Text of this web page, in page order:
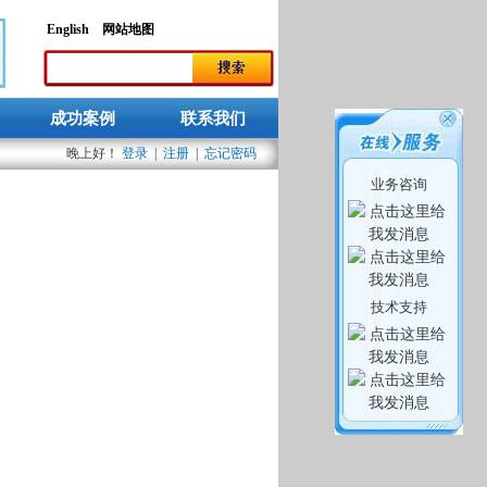
语言
English 网站地图
搜索表单
成功案例 联系我们
晚上好！ 登录 注册 忘记密码
业务咨询
技术支持